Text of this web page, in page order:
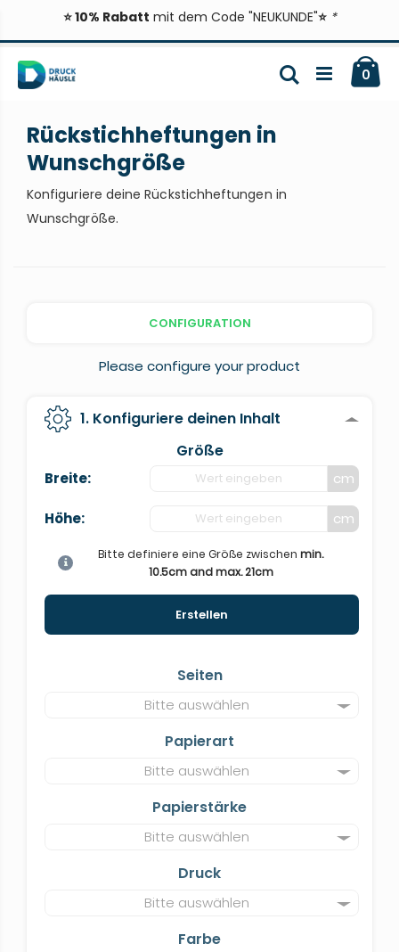
⭐ 10% Rabatt mit dem Code "NEUKUNDE"⭐ *
Inhalt
springen
0
Suche
Rückstichheftungen in
Wunschgröße
Konfiguriere deine Rückstichheftungen in
Wunschgröße.
CONFIGURATION
Please configure your product
1. Konfiguriere deinen Inhalt
Größe
Breite: cm
Höhe: cm
Erstellen
Bitte definiere eine Größe zwischen min.
10.5cm and max. 21cm
Seiten
Bitte auswählen
Papierart
Bitte auswählen
Papierstärke
Bitte auswählen
Druck
Bitte auswählen
Farbe